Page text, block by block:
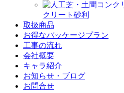
クリート砂利
取扱商品
お得なパッケージプラン
工事の流れ
会社概要
キャラ紹介
お知らせ・ブログ
お問合せ